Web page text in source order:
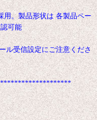
用。製品形状は 各製品ペー
可能
ル受信設定にご注意くださ